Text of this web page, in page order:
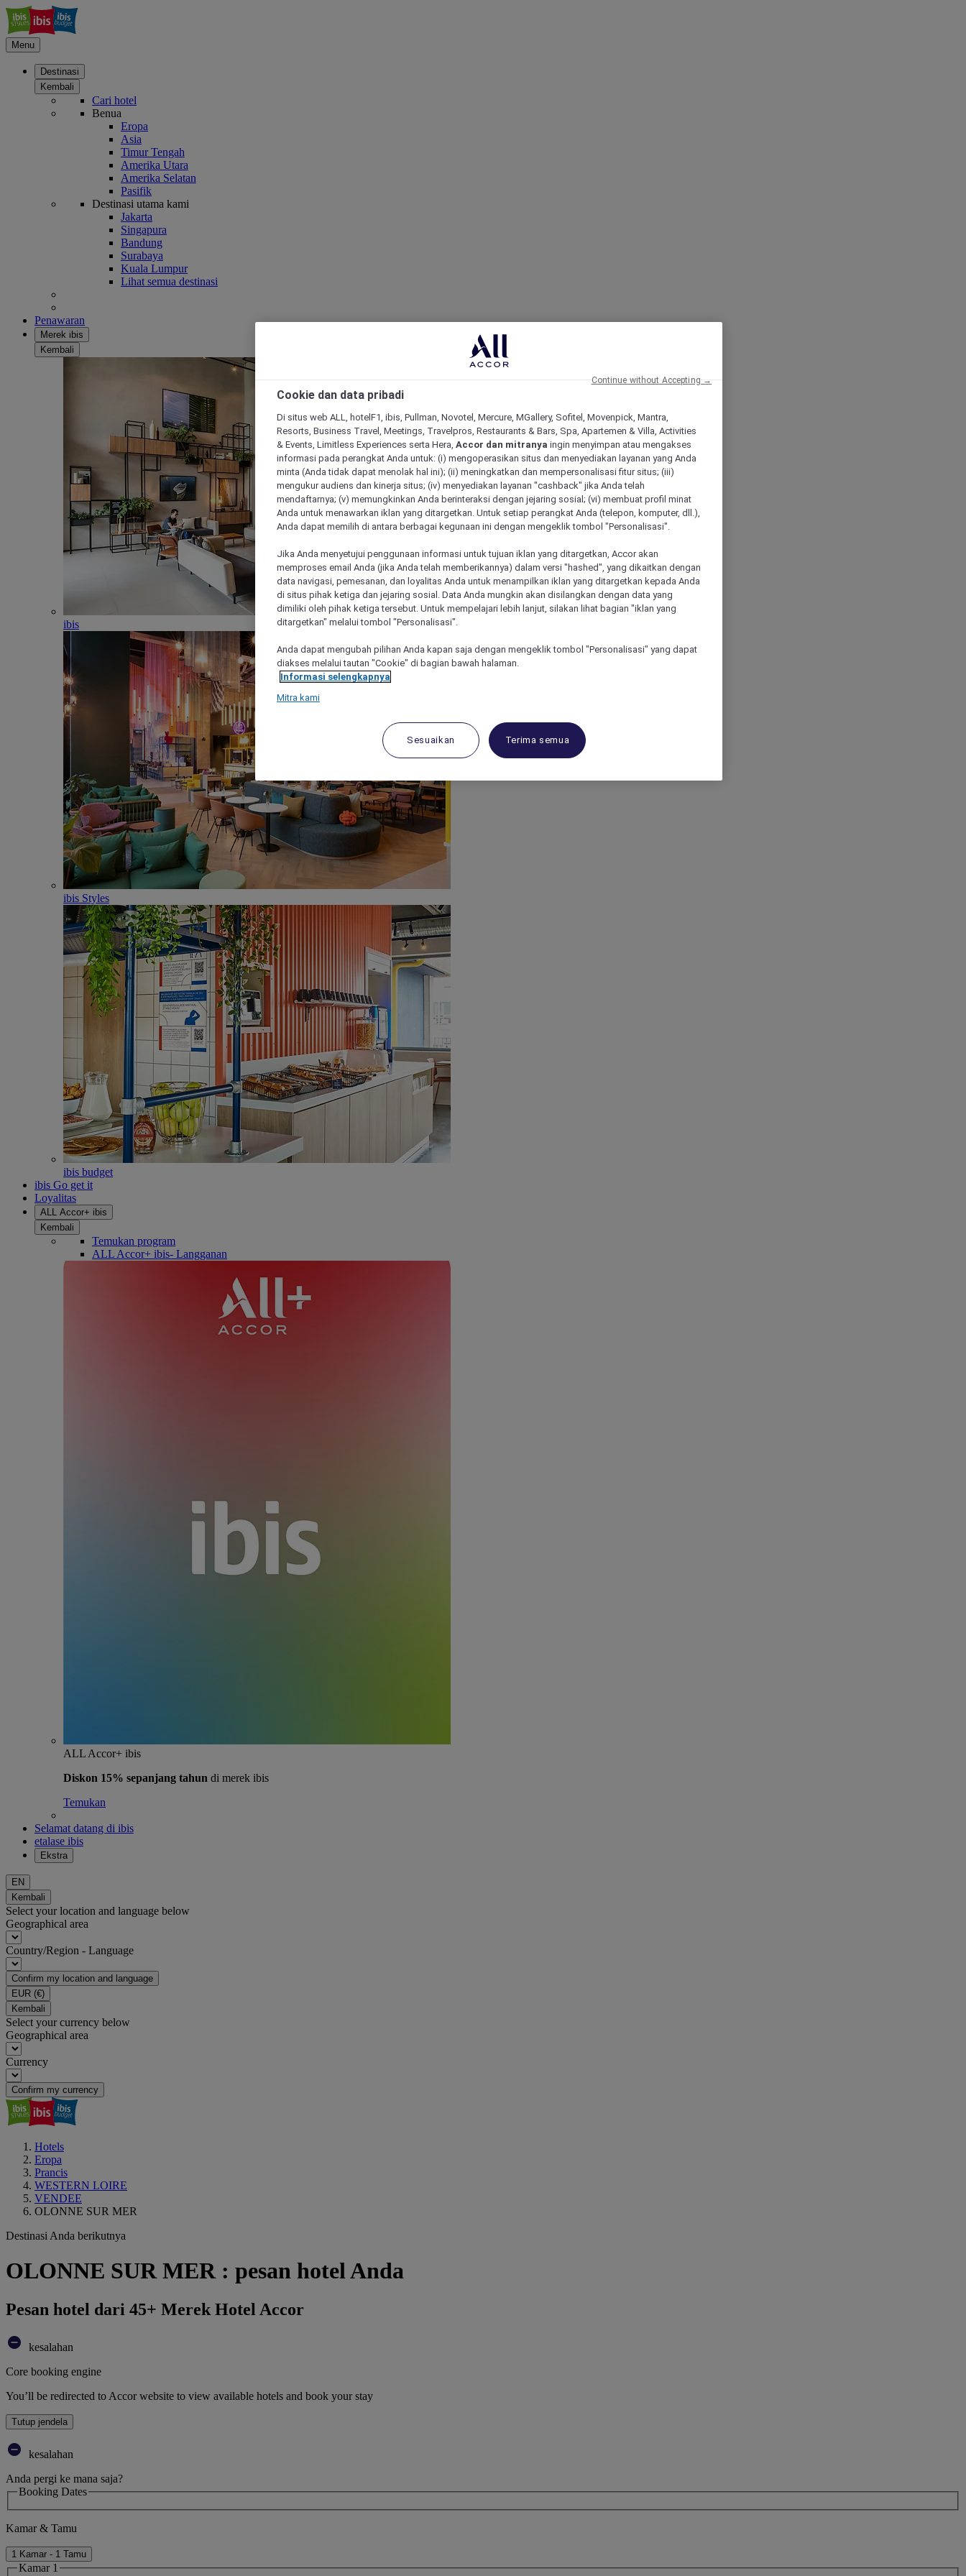
Menu
Destinasi
Kembali
Cari hotel
Benua
Eropa
Asia
Timur Tengah
Amerika Utara
Amerika Selatan
Pasifik
Destinasi utama kami
Jakarta
Singapura
Bandung
Surabaya
Kuala Lumpur
Lihat semua destinasi
Penawaran
Merek ibis
Kembali
ibis
ibis Styles
ibis budget
ibis Go get it
Loyalitas
ALL Accor+ ibis
Kembali
Temukan program
ALL Accor+ ibis- Langganan
ALL Accor+ ibis
Diskon 15% sepanjang tahun di merek ibis
Temukan
Selamat datang di ibis
etalase ibis
Ekstra
EN
Kembali
Select your location and language below
Geographical area
Country/Region - Language
Confirm my location and language
EUR (€)
Kembali
Select your currency below
Geographical area
Currency
Confirm my currency
Hotels
Eropa
Prancis
WESTERN LOIRE
VENDEE
OLONNE SUR MER
Destinasi Anda berikutnya
OLONNE SUR MER : pesan hotel Anda
Pesan hotel dari 45+ Merek Hotel Accor
kesalahan
Core booking engine
You’ll be redirected to Accor website to view available hotels and book your stay
Tutup jendela
kesalahan
Anda pergi ke mana saja?
Booking Dates
Kamar & Tamu
1 Kamar - 1 Tamu
Kamar 1
Cookie dan data pribadi
Di situs web ALL, hotelF1, ibis, Pullman, Novotel, Mercure, MGallery, Sofitel, Movenpick, Mantra,
Resorts, Business Travel, Meetings, Travelpros, Restaurants & Bars, Spa, Apartemen & Villa, Activities
& Events, Limitless Experiences serta Hera, Accor dan mitranya ingin menyimpan atau mengakses
informasi pada perangkat Anda untuk: (i) mengoperasikan situs dan menyediakan layanan yang Anda
minta (Anda tidak dapat menolak hal ini); (ii) meningkatkan dan mempersonalisasi fitur situs; (iii)
mengukur audiens dan kinerja situs; (iv) menyediakan layanan "cashback" jika Anda telah
mendaftarnya; (v) memungkinkan Anda berinteraksi dengan jejaring sosial; (vi) membuat profil minat
Anda untuk menawarkan iklan yang ditargetkan. Untuk setiap perangkat Anda (telepon, komputer, dll.),
Anda dapat memilih di antara berbagai kegunaan ini dengan mengeklik tombol "Personalisasi".
Jika Anda menyetujui penggunaan informasi untuk tujuan iklan yang ditargetkan, Accor akan
memproses email Anda (jika Anda telah memberikannya) dalam versi "hashed", yang dikaitkan dengan
data navigasi, pemesanan, dan loyalitas Anda untuk menampilkan iklan yang ditargetkan kepada Anda
di situs pihak ketiga dan jejaring sosial. Data Anda mungkin akan disilangkan dengan data yang
dimiliki oleh pihak ketiga tersebut. Untuk mempelajari lebih lanjut, silakan lihat bagian "iklan yang
ditargetkan" melalui tombol "Personalisasi".
Anda dapat mengubah pilihan Anda kapan saja dengan mengeklik tombol "Personalisasi" yang dapat
diakses melalui tautan "Cookie" di bagian bawah halaman.
Informasi selengkapnya
Mitra kami
Sesuaikan Terima semua
Continue without Accepting →